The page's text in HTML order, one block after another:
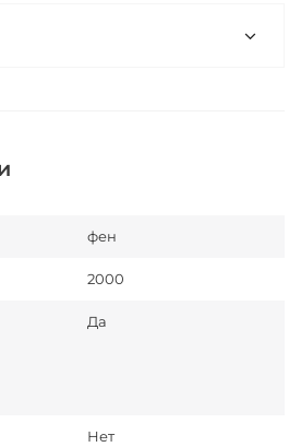
фен
2000
Да
Нет